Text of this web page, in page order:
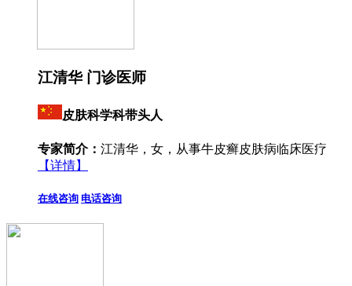
江清华 门诊医师
皮肤科学科带头人
专家简介： 江清华，女，从事牛皮癣皮肤病临床医疗
【详情】
在线咨询 电话咨询